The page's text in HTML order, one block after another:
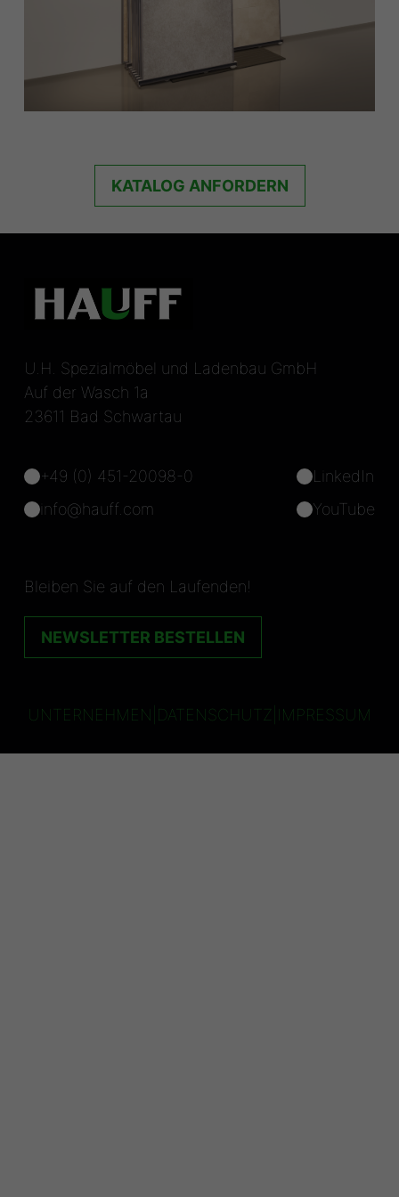
KATALOG ANFORDERN
U.H. Spezialmöbel und Ladenbau GmbH
Auf der Wasch 1a
23611 Bad Schwartau
+49 (0) 451-20098-0
info@hauff.com
LinkedIn
YouTube
Bleiben Sie auf den Laufenden!
NEWSLETTER BESTELLEN
UNTERNEHMEN DATENSCHUTZ IMPRESSUM